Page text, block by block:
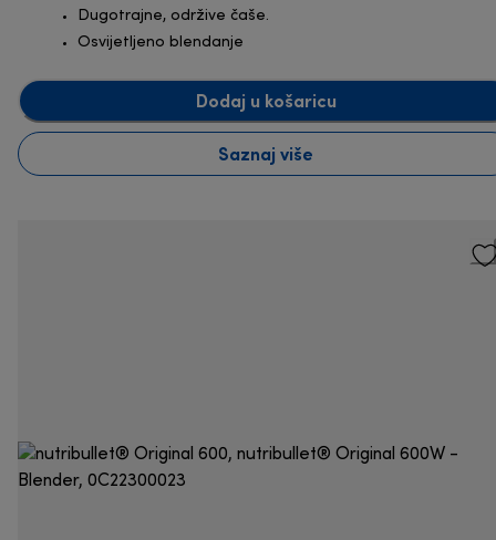
Dugotrajne, održive čaše.
Osvijetljeno blendanje
Dodaj u košaricu
Saznaj više